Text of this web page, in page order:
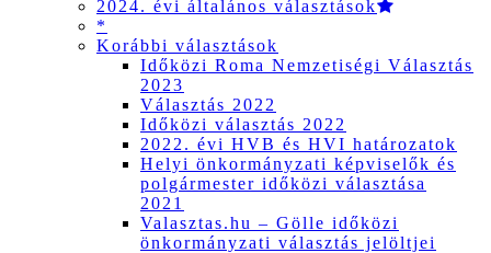
2024. évi általános választások
*
Korábbi választások
Időközi Roma Nemzetiségi Választás
2023
Választás 2022
Időközi választás 2022
2022. évi HVB és HVI határozatok
Helyi önkormányzati képviselők és
polgármester időközi választása
2021
Valasztas.hu – Gölle időközi
önkormányzati választás jelöltjei